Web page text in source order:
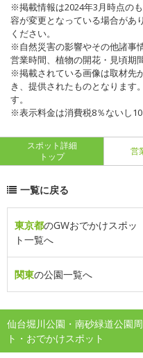
※掲載情報は2024年3月時点の
容が変更となっている場合があ
ください。
※自然災害の影響やその他諸事
営業時間、植物の開花・見頃期
※掲載されている画像は取材先
き、提供されたものとなります
す。
※表示料金は消費税8％ないし10
スポット詳細
トップ
営
一覧に戻る
東京都のGWおでかけスポッ
ト一覧へ
関東の公園一覧へ
仙台堀川公園・南砂緑道公園
ト・おでかけスポット